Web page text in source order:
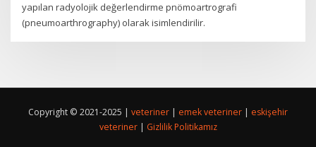
yapılan radyolojik değerlendirme pnömoartrografi
(pneumoarthrography) olarak isimlendirilir.
Copyright © 2021-2025 | veteriner | emek veteriner | eskişehir
veteriner| Gizlilik Politikamız